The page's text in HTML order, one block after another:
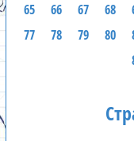
65
66 67 68
77
78 79 80